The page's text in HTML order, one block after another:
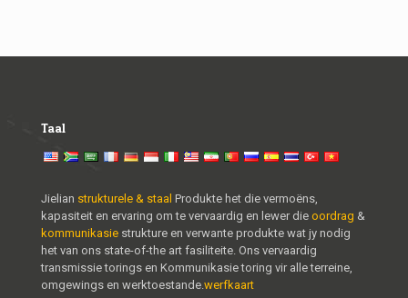
Taal
Jielian strukturele & staal Produkte het die vermoëns,
kapasiteit en ervaring om te vervaardig en lewer die oordrag &
kommunikasie strukture en verwante produkte wat jy nodig
het van ons state-of-the art fasiliteite. Ons vervaardig
transmissie torings en Kommunikasie toring vir alle terreine,
omgewings en werktoestande.werfkaart